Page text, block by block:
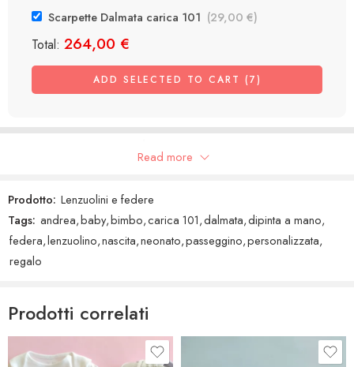
Scarpette Dalmata carica 101 (29,00 €)
Total: 264,00 €
ADD SELECTED TO CART (7)
Recensioni GoogleRead more
Prodotto: Lenzuolini e federe
Tags: andrea,baby,bimbo,carica 101,dalmata,dipinta a mano,
federa,lenzuolino,nascita,neonato,passeggino,personalizzata,
regalo
Prodotti correlati